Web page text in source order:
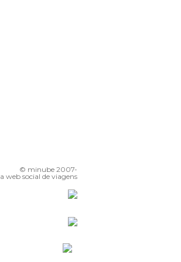
© minube 2007-
a web social de viagens